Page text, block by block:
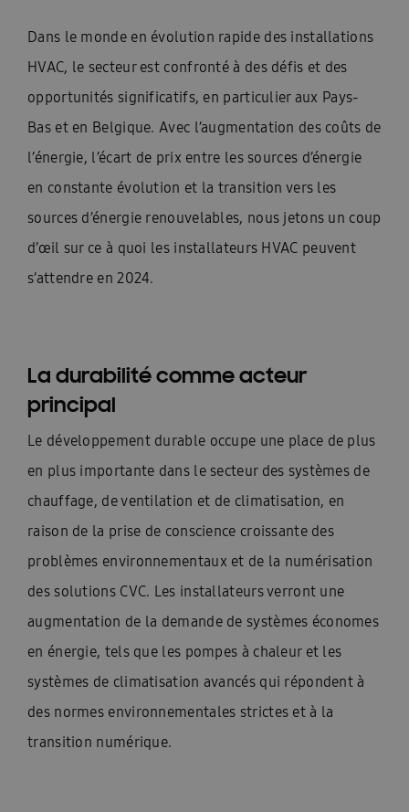
Dans le monde en évolution rapide des installations
HVAC, le secteur est confronté à des défis et des
opportunités significatifs, en particulier aux Pays-
Bas et en Belgique. Avec l’augmentation des coûts de
l’énergie, l’écart de prix entre les sources d’énergie
en constante évolution et la transition vers les
sources d’énergie renouvelables, nous jetons un coup
d’œil sur ce à quoi les installateurs HVAC peuvent
s’attendre en 2024.
La durabilité comme acteur
principal
Le développement durable occupe une place de plus
en plus importante dans le secteur des systèmes de
chauffage, de ventilation et de climatisation, en
raison de la prise de conscience croissante des
problèmes environnementaux et de la numérisation
des solutions CVC. Les installateurs verront une
augmentation de la demande de systèmes économes
en énergie, tels que les pompes à chaleur et les
systèmes de climatisation avancés qui répondent à
des normes environnementales strictes et à la
transition numérique.